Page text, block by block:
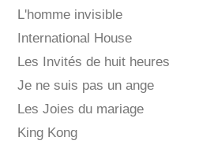
L'homme invisible
International House
Les Invités de huit heures
Je ne suis pas un ange
Les Joies du mariage
King Kong